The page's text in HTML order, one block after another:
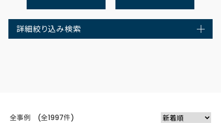
詳細絞り込み検索
全事例 (全1997件)